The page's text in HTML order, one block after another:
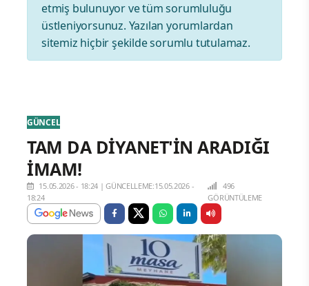
etmiş bulunuyor ve tüm sorumluluğu
üstleniyorsunuz. Yazılan yorumlardan
sitemiz hiçbir şekilde sorumlu tutulamaz.
GÜNCEL
TAM DA DİYANET'İN ARADIĞI
İMAM!
15.05.2026 - 18:24 |GÜNCELLEME:15.05.2026 -
18:24
496
GÖRÜNTÜLEME